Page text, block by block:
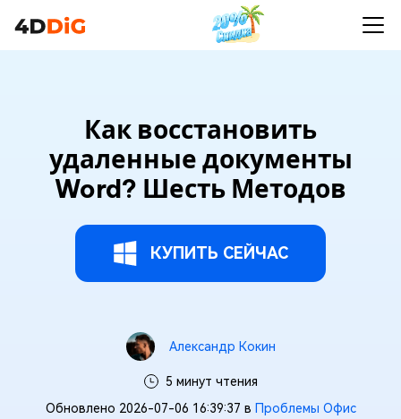
Как восстановить
удаленные документы
Word? Шесть Методов
КУПИТЬ СЕЙЧАС
Александр Кокин
5 минут чтения
Обновлено 2026-07-06 16:39:37 в Проблемы Офис